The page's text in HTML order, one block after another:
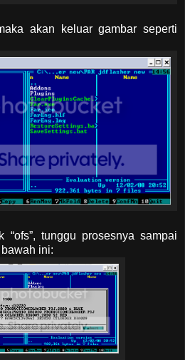
akan keluar gambar seperti
tunggu prosesnya sampai
ini: